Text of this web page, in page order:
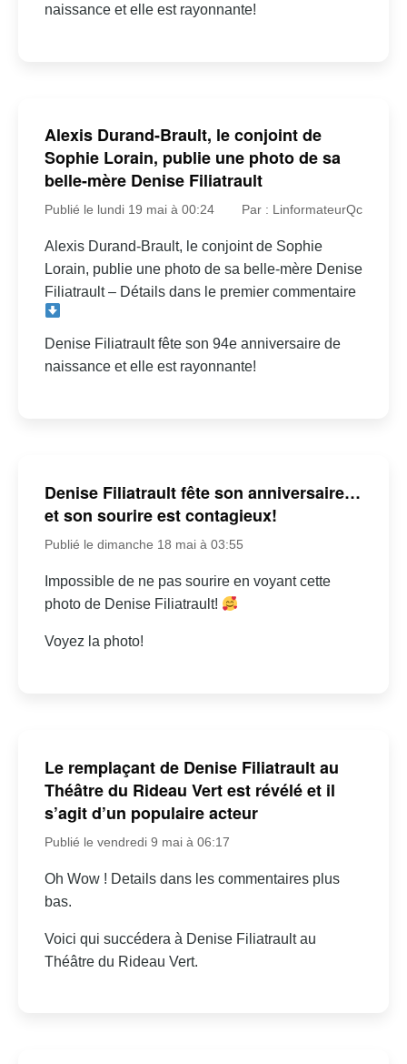
naissance et elle est rayonnante!
Alexis Durand-Brault, le conjoint de
Sophie Lorain, publie une photo de sa
belle-mère Denise Filiatrault
Publié le lundi 19 mai à 00:24 Par : LinformateurQc
Alexis Durand-Brault, le conjoint de Sophie
Lorain, publie une photo de sa belle-mère Denise
Filiatrault – Détails dans le premier commentaire
Denise Filiatrault fête son 94e anniversaire de
naissance et elle est rayonnante!
Denise Filiatrault fête son anniversaire…
et son sourire est contagieux!
Publié le dimanche 18 mai à 03:55
Impossible de ne pas sourire en voyant cette
photo de Denise Filiatrault!
Voyez la photo!
Le remplaçant de Denise Filiatrault au
Théâtre du Rideau Vert est révélé et il
s’agit d’un populaire acteur
Publié le vendredi 9 mai à 06:17
Oh Wow ! Details dans les commentaires plus
bas.
Voici qui succédera à Denise Filiatrault au
Théâtre du Rideau Vert.